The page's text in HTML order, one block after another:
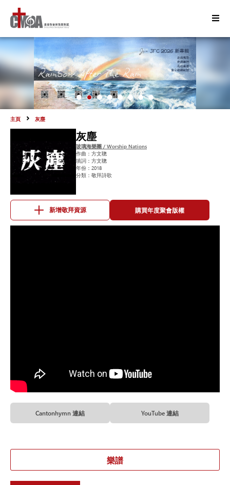
主頁 灰塵
灰塵
玻璃海樂團 / Worship Nations
作曲： 方文聰
填詞： 方文聰
年份： 2018
分類： 敬拜詩歌
新增敬拜資源 購買年度聚會版權
Cantonhymn 連結 YouTube 連結
樂譜